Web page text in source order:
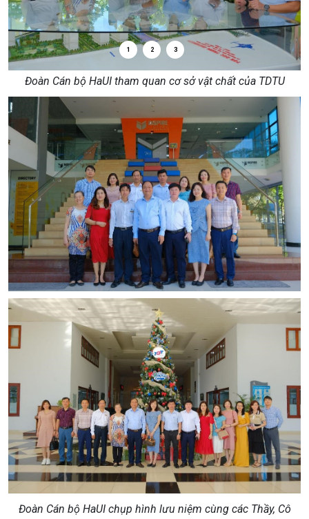
1 2 3
Đoàn Cán bộ HaUI tham quan cơ sở vật chất của TDTU
Đoàn Cán bộ HaUI chụp hình lưu niệm cùng các Thầy, Cô